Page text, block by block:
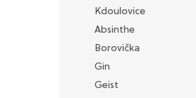
Kdoulovice
Absinthe
Borovička
Gin
Geist